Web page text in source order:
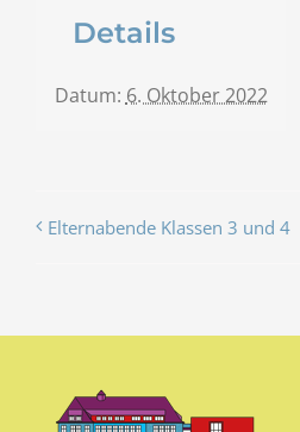
Details
Datum: 6. Oktober 2022
Elternabende Klassen 3 und 4